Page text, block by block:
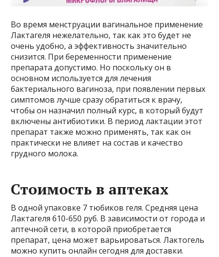
Во время менструации вагинальное применение
Лактагеля нежелательно, так как это будет не
очень удобно, а эффективность значительно
снизится. При беременности применение
препарата допустимо. Но поскольку он в
основном используется для лечения
бактериального вагиноза, при появлении первых
симптомов лучше сразу обратиться к врачу,
чтобы он назначил полный курс, в который будут
включены антибиотики. В период лактации этот
препарат также можно применять, так как он
практически не влияет на состав и качество
грудного молока.
Стоимость в аптеках
В одной упаковке 7 тюбиков геля. Средняя цена
Лактагеля 610-650 руб. В зависимости от города и
аптечной сети, в которой приобретается
препарат, цена может варьироваться. Лактогель
можно купить онлайн сегодня для доставки.